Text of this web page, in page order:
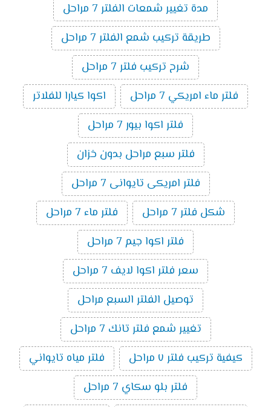
مدة تغيير شمعات الفلتر 7 مراحل
طريقة تركيب شمع الفلتر 7 مراحل
شرح تركيب فلتر 7 مراحل
فلتر ماء امريكي 7 مراحل
اكوا كيارا للفلاتر
فلتر اكوا بيور 7 مراحل
فلتر سبع مراحل بدون خزان
فلتر امريكى تايوانى 7 مراحل
شكل فلتر 7 مراحل
فلتر ماء 7 مراحل
فلتر اكوا جيم 7 مراحل
سعر فلتر اكوا لايف 7 مراحل
توصيل الفلتر السبع مراحل
تغيير شمع فلتر تانك 7 مراحل
كيفية تركيب فلتر ٧ مراحل
فلتر مياه تايواني
فلتر بلو سكاي 7 مراحل